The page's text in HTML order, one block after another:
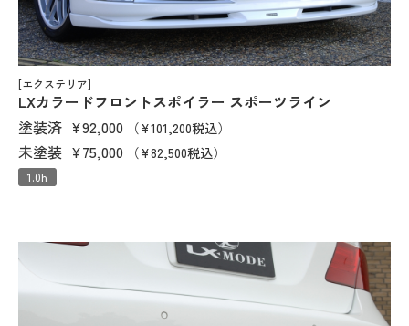
[エクステリア]
LXカラードフロントスポイラー スポーツライン
塗装済 ¥92,000 （¥101,200税込）
未塗装 ¥75,000 （¥82,500税込）
1.0h